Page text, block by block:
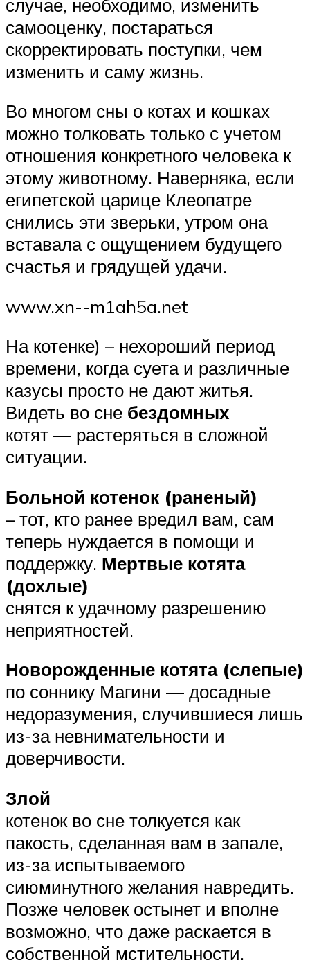
случае, необходимо, изменить
самооценку, постараться
скорректировать поступки, чем
изменить и саму жизнь.
Во многом сны о котах и кошках
можно толковать только с учетом
отношения конкретного человека к
этому животному. Наверняка, если
египетской царице Клеопатре
снились эти зверьки, утром она
вставала с ощущением будущего
счастья и грядущей удачи.
www.xn--m1ah5a.net
На котенке) – нехороший период
времени, когда суета и различные
казусы просто не дают житья.
Видеть во сне бездомных
котят — растеряться в сложной
ситуации.
Больной котенок (раненый)
– тот, кто ранее вредил вам, сам
теперь нуждается в помощи и
поддержку. Мертвые котята
(дохлые)
снятся к удачному разрешению
неприятностей.
Новорожденные котята (слепые)
по соннику Магини — досадные
недоразумения, случившиеся лишь
из-за невнимательности и
доверчивости.
Злой
котенок во сне толкуется как
пакость, сделанная вам в запале,
из-за испытываемого
сиюминутного желания навредить.
Позже человек остынет и вполне
возможно, что даже раскается в
собственной мстительности.